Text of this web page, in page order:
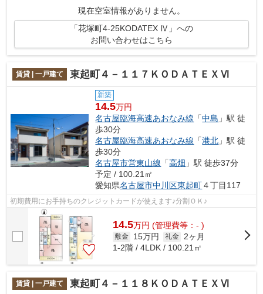
現在空室情報がありません。
「花塚町4-25KODATEX Ⅳ」への
お問い合わせはこちら
賃貸 | 一戸建て 東起町４－１１７ＫＯＤＡＴＥＸⅥ
新築
14.5万円
名古屋臨海高速あおなみ線 「中島 」駅 徒
歩30分
名古屋臨海高速あおなみ線 「港北 」駅 徒
歩30分
名古屋市営東山線 「高畑 」駅 徒歩37分
予定 / 100.21㎡
愛知県名古屋市中川区東起町４丁目117
初期費用にお手持ちのクレジットカードが使えます♪分割ＯＫ♪
14.5万円 (管理費等：- )
敷金 15万円 礼金 2ヶ月
1-2階 / 4LDK / 100.21㎡
賃貸 | 一戸建て 東起町４－１１８ＫＯＤＡＴＥＸⅥ